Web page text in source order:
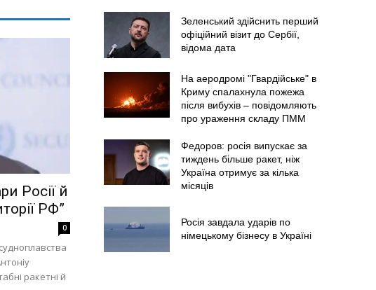
Росії й
РФ”
0
ракетні й
Зеленський здійснить перший
офіційний візит до Сербії,
відома дата
На аеродромі "Гвардійське" в
Криму спалахнула пожежа
після вибухів – повідомляють
про ураження складу ПММ
Федоров: росія випускає за
тиждень більше ракет, ніж
Україна отримує за кілька
місяців
Росія завдала ударів по
німецькому бізнесу в Україні